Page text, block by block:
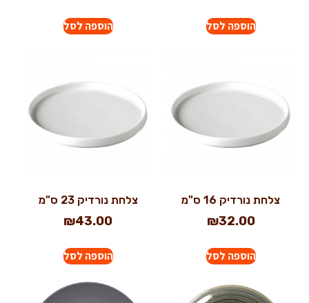
הוספה לסל הוספה לסל
צלחת נורדיק 16 ס"מ
₪32.00
הוספה לסל
צלחת נורדיק 23 ס"מ
₪43.00
הוספה לסל